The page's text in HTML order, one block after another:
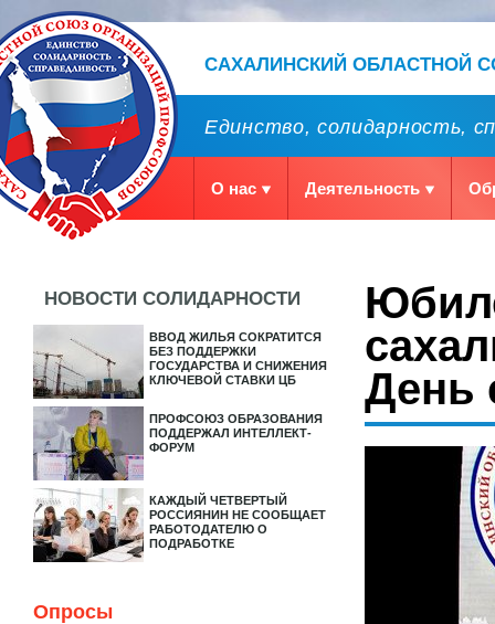
САХАЛИНСКИЙ ОБЛАСТНОЙ
Единство, солидарность,
О нас Деятельность
НОВОСТИ СОЛИДАРНОСТИ
ВВОД ЖИЛЬЯ СОКРАТИТСЯ
БЕЗ ПОДДЕРЖКИ
ГОСУДАРСТВА И СНИЖЕНИЯ
КЛЮЧЕВОЙ СТАВКИ ЦБ
ПРОФСОЮЗ ОБРАЗОВАНИЯ
ПОДДЕРЖАЛ ИНТЕЛЛЕКТ-
ФОРУМ
КАЖДЫЙ ЧЕТВЕРТЫЙ
РОССИЯНИН НЕ СООБЩАЕТ
РАБОТОДАТЕЛЮ О
ПОДРАБОТКЕ
Опросы
День